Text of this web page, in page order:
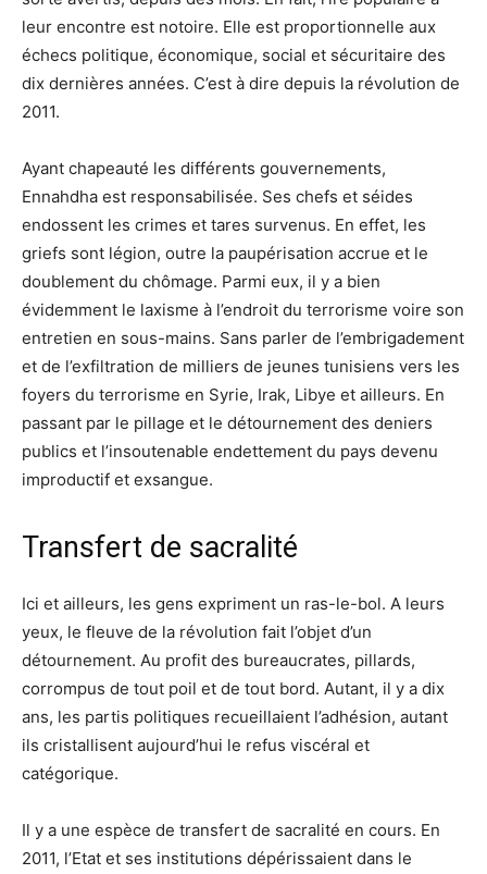
leur encontre est notoire. Elle est proportionnelle aux
échecs politique, économique, social et sécuritaire des
dix dernières années. C’est à dire depuis la révolution de
2011.
Ayant chapeauté les différents gouvernements,
Ennahdha est responsabilisée. Ses chefs et séides
endossent les crimes et tares survenus. En effet, les
griefs sont légion, outre la paupérisation accrue et le
doublement du chômage. Parmi eux, il y a bien
évidemment le laxisme à l’endroit du terrorisme voire son
entretien en sous-mains. Sans parler de l’embrigadement
et de l’exfiltration de milliers de jeunes tunisiens vers les
foyers du terrorisme en Syrie, Irak, Libye et ailleurs. En
passant par le pillage et le détournement des deniers
publics et l’insoutenable endettement du pays devenu
improductif et exsangue.
Transfert de sacralité
Ici et ailleurs, les gens expriment un ras-le-bol. A leurs
yeux, le fleuve de la révolution fait l’objet d’un
détournement. Au profit des bureaucrates, pillards,
corrompus de tout poil et de tout bord. Autant, il y a dix
ans, les partis politiques recueillaient l’adhésion, autant
ils cristallisent aujourd’hui le refus viscéral et
catégorique.
Il y a une espèce de transfert de sacralité en cours. En
2011, l’Etat et ses institutions dépérissaient dans le